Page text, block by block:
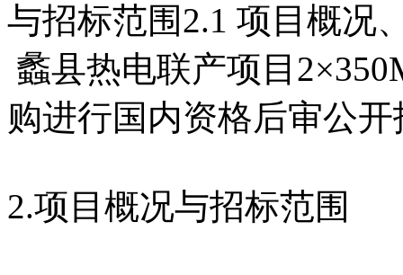
与招标范围2.1 项目概况
蠡县热电联产项目
购进行国内资格后审公
2.项目概况与招标范围